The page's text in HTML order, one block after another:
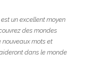
un excellent moyen
des mondes
mots et
dans le monde